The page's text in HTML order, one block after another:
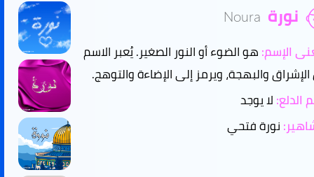
نورة Noura
الإسم:هو الضوء أو النور الصغير. يُعبر الاسم
والبهجة، ويرمز إلى الإضاءة والتوهج.
الدلع:لا يوجد
نورة فتحي